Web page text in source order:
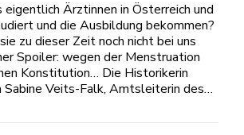
eigentlich Ärztinnen in Österreich und
und die Ausbildung bekommen?
zu dieser Zeit noch nicht bei uns
Spoiler: wegen der Menstruation
Konstitution… Die Historikerin
Sabine Veits-Falk, Amtsleiterin des…